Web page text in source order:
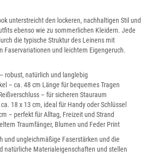
unterstreicht den lockeren, nachhaltigen Stil und
ebenso wie zu sommerlichen Kleidern. Jede
die typische Struktur des Leinens mit
Faservariationen und leichtem Eigengeruch.
robust, natürlich und langlebig
– ca. 48 cm Länge für bequemes Tragen
– für sicheren Stauraum
18 x 13 cm, ideal für Handy oder Schlüssel
– perfekt für Alltag, Freizeit und Strand
Traumfänger, Blumen und Feder Print
und ungleichmäßige Faserstärken und die
natürliche Materialeigenschaften und stellen